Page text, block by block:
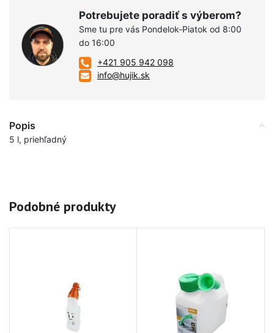
Potrebujete poradiť s výberom?
Sme tu pre vás Pondelok-Piatok od 8:00
do 16:00
+421 905 942 098
info@hujik.sk
Popis
5 l, priehľadný
Podobné produkty